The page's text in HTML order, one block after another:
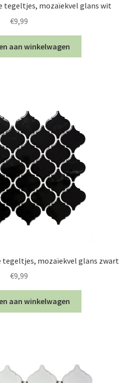
tegeltjes, mozaïekvel glans wit
€9,99
aan winkelwagen
tegeltjes, mozaïekvel glans zwart
€9,99
aan winkelwagen